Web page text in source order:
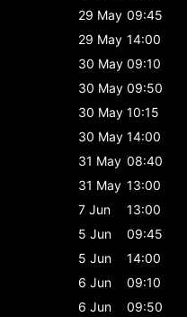
29 May 09:45
29 May 14:00
30 May 09:10
30 May 09:50
30 May 10:15
30 May 14:00
31 May 08:40
31 May 13:00
7 Jun
13:00
5 Jun
09:45
5 Jun
14:00
6 Jun
09:10
6 Jun
09:50